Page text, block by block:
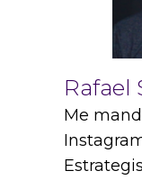
Rafael
Me